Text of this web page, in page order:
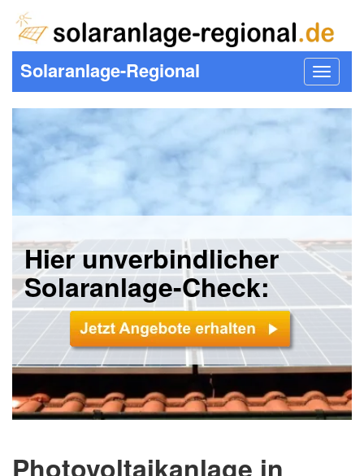
Toggle
Solaranlage-Regional
Hier unverbindlicher
Solaranlage-Check:
Photovoltaikanlage in